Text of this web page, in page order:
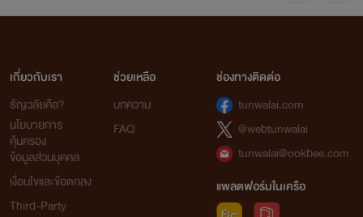
เกี่ยวกับเรา
ธัญวลัยคือ?
นโยบายการ
คุ้มครอง
ข้อมูลส่วนบุคคล
เงื่อนไขและข้อตกลง
Third-Party
ช่วยเหลือ
บทความ
FAQ
ช่องทางติดต่อ
tunwalai.com
@webtunwalai
tunwalai@ookbee.com
แพลตฟอร์มในเครือ